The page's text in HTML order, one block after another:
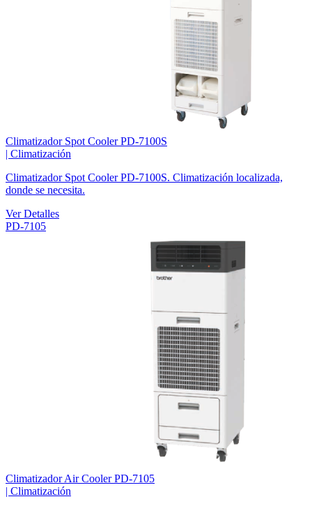
Climatizador Spot Cooler PD-7100S
| Climatización
Climatizador Spot Cooler PD-7100S. Climatización localizada,
donde se necesita.
Ver Detalles
PD-7105
Climatizador Air Cooler PD-7105
| Climatización